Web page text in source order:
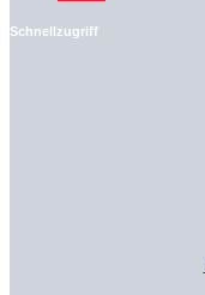
Schnellzugriff